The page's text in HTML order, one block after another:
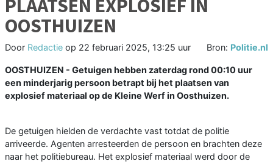
PLAATSEN EXPLOSIEF IN
OOSTHUIZEN
Door Redactie op 22 februari 2025, 13:25 uur Bron: Politie.nl
OOSTHUIZEN - Getuigen hebben zaterdag rond 00:10 uur
een minderjarig persoon betrapt bij het plaatsen van
explosief materiaal op de Kleine Werf in Oosthuizen.
De getuigen hielden de verdachte vast totdat de politie
arriveerde. Agenten arresteerden de persoon en brachten deze
naar het politiebureau. Het explosief materiaal werd door de